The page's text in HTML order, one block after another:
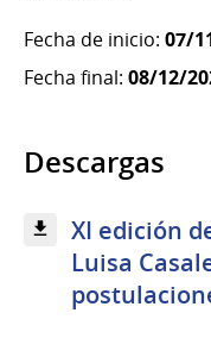
Fecha de inicio: 07/
Fecha final: 08/12/
Descargas
XI edición
Luisa